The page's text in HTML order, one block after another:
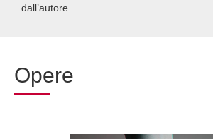
dall’autore.
Opere